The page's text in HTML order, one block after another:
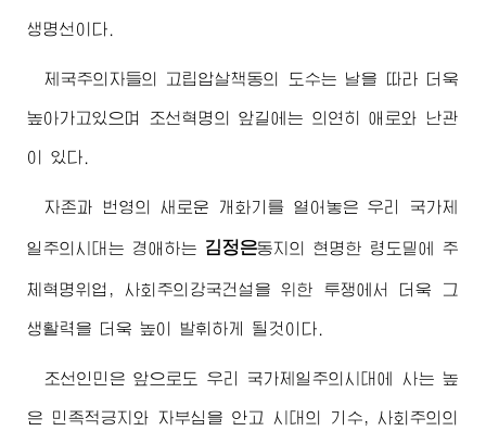
생명선이다.
제국주의자들의 고립압살책동의 도수는 날을 따라 더욱
높아가고있으며 조선혁명의 앞길에는 의연히 애로와 난관
이 있다.
자존과 번영의 새로운 개화기를 열어놓은 우리 국가제
일주의시대는 경애하는 김정은동지 의 현명한 령도밑에 주
체혁명위업, 사회주의강국건설을 위한 투쟁에서 더욱 그
생활력을 더욱 높이 발휘하게 될것이다.
조선인민은 앞으로도 우리 국가제일주의시대에 사는 높
은 민족적긍지와 자부심을 안고 시대의 기수, 사회주의의